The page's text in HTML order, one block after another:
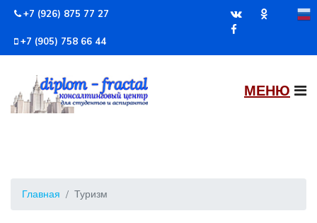
+7 (926) 875 77 27
+7 (905) 758 66 44
Главная Туризм